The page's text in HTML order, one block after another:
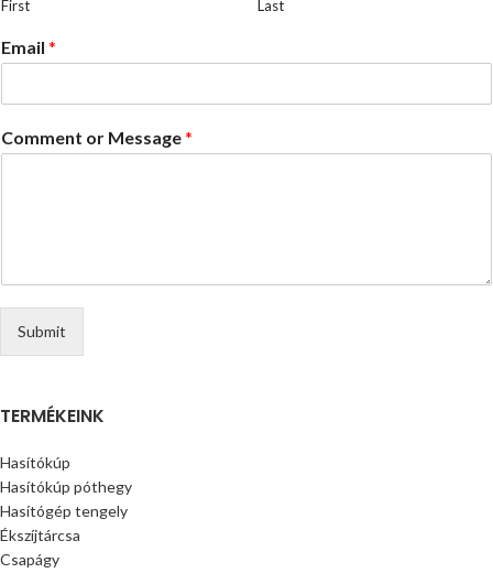
First Last
Email *
Comment or Message*
Submit
TERMÉKEINK
Hasítókúp
Hasítókúp póthegy
Hasítógép tengely
Ékszíjtárcsa
Csapágy